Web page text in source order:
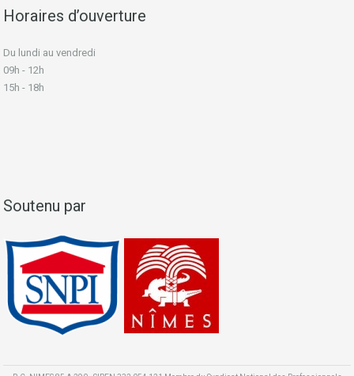
Horaires d’ouverture
Du lundi au vendredi
09h - 12h
15h - 18h
Soutenu par